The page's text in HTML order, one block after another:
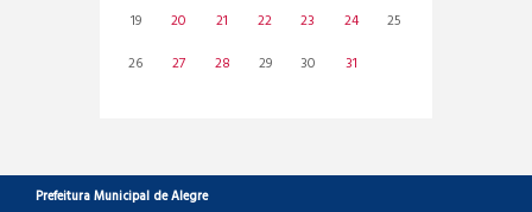
19
20 21 22 23 24
25
26
27 28 29 30 31
Prefeitura Municipal de Alegre